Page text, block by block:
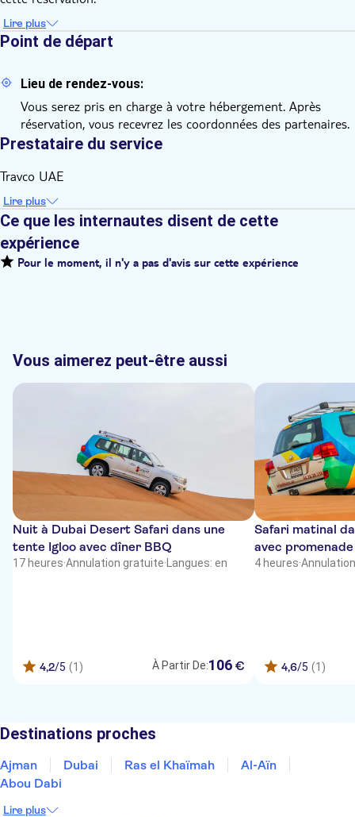
Lire plus
Point de départ
Lieu de rendez-vous:
Vous serez pris en charge à votre hébergement. Après
réservation, vous recevrez les coordonnées des partenaires.
Prestataire du service
Travco UAE
Lire plus
Ce que les internautes disent de cette
expérience
Pour le moment, il n'y a pas d'avis sur cette expérience
Vous aimerez peut-être aussi
Nuit à Dubai Desert Safari dans une
tente Igloo avec dîner BBQ
17 heures·Annulation gratuite· Langues: en
4,2/5 (1) À Partir De:106 €
Safari matinal
avec
planche sur le
4 heures·
4,6/5 (1)
Destinations proches
Ajman Dubai Ras el Khaïmah
Al-Aïn
Abou Dabi
Lire plus